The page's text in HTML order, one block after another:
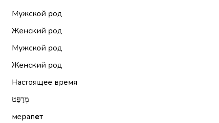
Мужской род
Женский род
Мужской род
Женский род
Настоящее время
מְרַפֵּט
мерапет